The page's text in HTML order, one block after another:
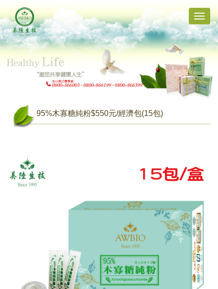
Toggle
95%木寡糖純粉$550元/經濟包(15包)